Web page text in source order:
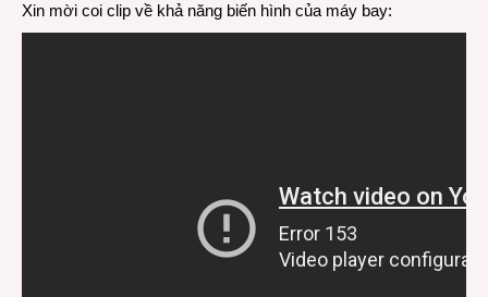
Xin mời coi clip về khả năng biến hình của máy bay: